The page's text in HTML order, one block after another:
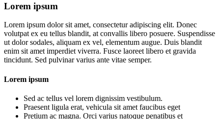
Lorem ipsum
Lorem ipsum dolor sit amet, consectetur adipiscing elit. Donec
volutpat ex eu tellus blandit, at convallis libero posuere. Suspendisse
ut dolor sodales, aliquam ex vel, elementum augue. Duis blandit
enim sit amet imperdiet viverra. Fusce laoreet libero et gravida
tincidunt. Sed pulvinar varius ante vitae semper.
Lorem ipsum
Sed ac tellus vel lorem dignissim vestibulum.
Praesent ligula erat, vehicula sit amet faucibus eget
Pretium ac magna. Orci varius natoque penatibus et